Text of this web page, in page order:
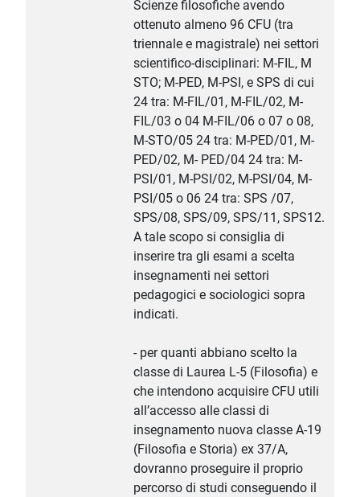
Scienze filosofiche avendo
ottenuto almeno 96 CFU (tra
triennale e magistrale) nei settori
scientifico-disciplinari: M-FIL, M
STO; M-PED, M-PSI, e SPS di cui
24 tra: M-FIL/01, M-FIL/02, M-
FIL/03 o 04 M-FIL/06 o 07 o 08,
M-STO/05 24 tra: M-PED/01, M-
PED/02, M- PED/04 24 tra: M-
PSI/01, M-PSI/02, M-PSI/04, M-
PSI/05 o 06 24 tra: SPS /07,
SPS/08, SPS/09, SPS/11, SPS12.
A tale scopo si consiglia di
inserire tra gli esami a scelta
insegnamenti nei settori
pedagogici e sociologici sopra
indicati.
- per quanti abbiano scelto la
classe di Laurea L-5 (Filosofia) e
che intendono acquisire CFU utili
all’accesso alle classi di
insegnamento nuova classe A-19
(Filosofia e Storia) ex 37/A,
dovranno proseguire il proprio
percorso di studi conseguendo il